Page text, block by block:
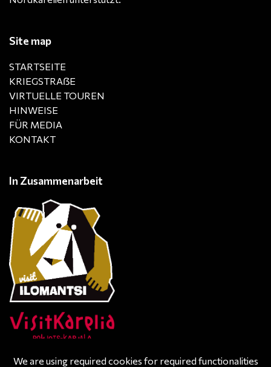
We are using required cookies for required functionalities
Site map
STARTSEITE
KRIEGSTRAẞE
VIRTUELLE TOUREN
HINWEISE
FÜR MEDIA
KONTAKT
In Zusammenarbeit